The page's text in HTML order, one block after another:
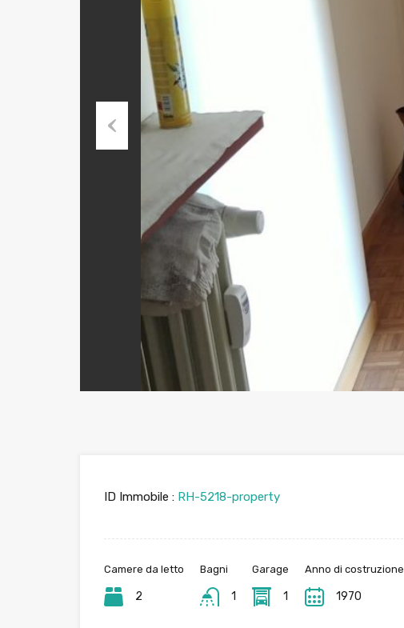
ID Immobile : RH-5218-property
Camere da letto
2
Bagni
1
Garage
1
Anno di costruzione
1970